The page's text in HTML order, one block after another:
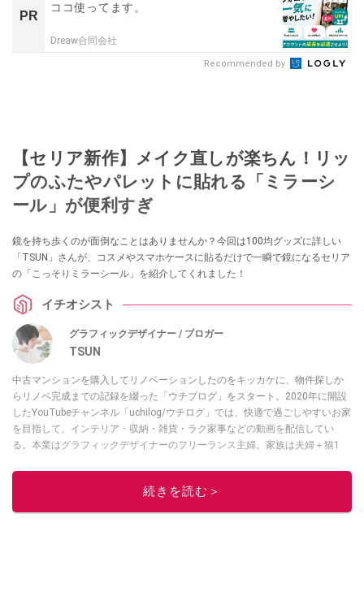
PR
ココ使ってます。
Dreaw合同会社
Recommended by
【セリア新作】メイク直しが楽ちん！リッ
プのふたやパレットに貼れる「ミラーシ
ール」が便利すぎ
鏡を持ち歩くのが面倒なことはありませんか？今回は100均グッズに詳しい
「TSUN」さんが、コスメやスマホケースに貼るだけで一瞬で鏡になるセリア
の「こっそりミラーシール」を紹介してくれました！
イチオシスト
グラフィックデザイナー / ブロガー
TSUN
中古マンションを購入してリノベーションしたのをキッカケに、物件探しか
らリノベ完成までの記録を綴った「ウチブログ」をスタート。2020年に開設
したYouTubeチャンネル「uchilog/ウチログ」では、快適で過ごしやすいお家
を目指して、インテリア・収納・雑貨・ラク家事などの動画を配信してい
る。本業はグラフィックデザイナーのフリーランス主婦。家族は夫婦＋猫1
ノベ人気事例1位
続きを読む＞